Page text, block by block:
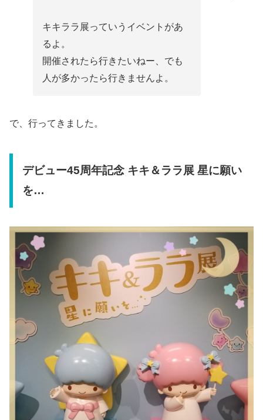
キキララ展っていうイベントがあ
るよ。
開催されたら行きたいねー、でも
人が多かったら行きませんよ。
で、行ってきました。
デビュー45周年記念 キキ＆ララ展 星に願い
を…